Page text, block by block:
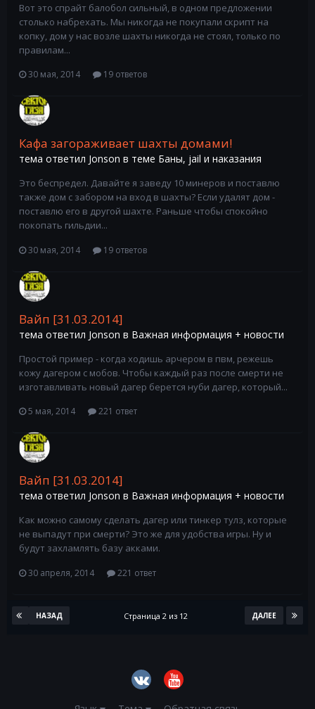
Вот это спрайт балобол сильный, в одном предложении
столько набрехать. Мы никогда не покупали скрипт на
копку, дом у нас возле шахты никогда не стоял, только по
правилам...
30 мая, 2014 19 ответов
Кафа загораживает шахты домами!
тема ответил Jonson в теме Баны, jail и наказания
Это беспредел. Давайте я заведу 10 минеров и поставлю
также дом с забором на вход в шахты? Если удалят дом -
поставлю его в другой шахте. Раньше чтобы спокойно
покопать гильдии...
30 мая, 2014 19 ответов
Вайп [31.03.2014]
тема ответил Jonson в Важная информация + новости
Простой пример - когда ходишь арчером в пвм, режешь
кожу дагером с мобов. Чтобы каждый раз после смерти не
изготавливать новый дагер берется нуби дагер, который...
5 мая, 2014 221 ответ
Вайп [31.03.2014]
тема ответил Jonson в Важная информация + новости
Как можно самому сделать дагер или тинкер тулз, которые
не выпадут при смерти? Это же для удобства игры. Ну и
будут захламлять базу акками.
30 апреля, 2014 221 ответ
НАЗАД ДАЛЕЕ
Страница 2 из 12